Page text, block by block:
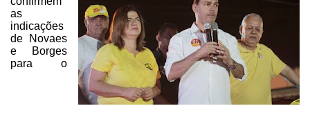
as
indicações
de Novaes
e Borges
para o